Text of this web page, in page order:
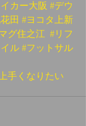
カー大阪 #デウ
田 #ヨコタ上新
グ住之江 #リフ
ル#フットサル
手くなりたい